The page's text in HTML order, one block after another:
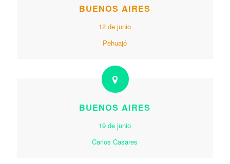
BUENOS AIRES
12 de junio
Pehuajó
BUENOS AIRES
19 de junio
Carlos Casares